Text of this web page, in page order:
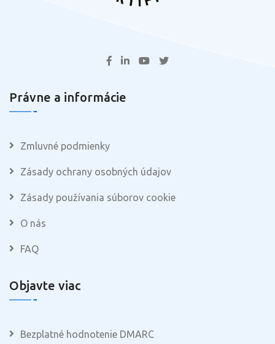
Právne a informácie
Zmluvné podmienky
Zásady ochrany osobných údajov
Zásady používania súborov cookie
O nás
FAQ
Objavte viac
Bezplatné hodnotenie DMARC